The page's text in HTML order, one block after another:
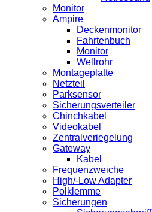
Monitor
Ampire
Deckenmonitor
Fahrtenbuch
Monitor
Wellrohr
Montageplatte
Netzteil
Parksensor
Sicherungsverteiler
Chinchkabel
Videokabel
Zentralveriegelung
Gateway
Kabel
Frequenzweiche
High/-Low Adapter
Polklemme
Sicherungen